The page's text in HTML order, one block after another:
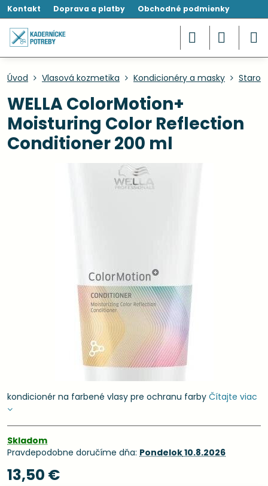
Kontakt Doprava a platby Obchodné podmienky
Úvod Vlasová kozmetika Kondicionéry a masky
WELLA ColorMotion+
Moisturing Color Reflection
Conditioner 200 ml
kondicionér na farbené vlasy pre ochranu farby Čítajte viac
Skladom
Pravdepodobne doručíme dňa: Pondelok10.8.2026
13,50 €